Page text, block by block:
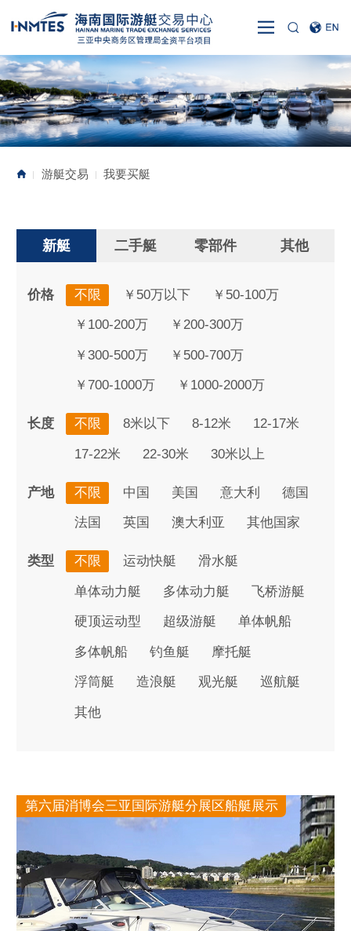
| 游艇交易 | 我要买艇
新艇 二手艇 零部件 其他
价格 不限 ￥50万以下 ￥50-100万
￥100-200万 ￥200-300万
￥300-500万 ￥500-700万
￥700-1000万 ￥1000-2000万
长度 不限 8米以下 8-12米 12-17米
17-22米 22-30米 30米以上
产地 不限 中国 美国 意大利 德国
法国 英国 澳大利亚 其他国家
类型 不限 运动快艇 滑水艇
单体动力艇 多体动力艇 飞桥游艇
硬顶运动型 超级游艇 单体帆船
多体帆船 钓鱼艇 摩托艇
浮筒艇 造浪艇 观光艇 巡航艇
其他
第六届消博会三亚国际游艇分展区船艇展示